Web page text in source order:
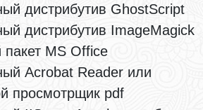
дистрибутив GhostScript
дистрибутив ImageMagick
MS Office
Acrobat Reader или
просмотрщик pdf